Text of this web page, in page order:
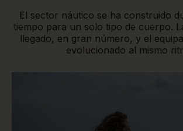
Short
El sector náutico se ha construido
tiempo para un solo tipo de cuerpo.
llegado, en gran número, y el
evolucionado al mismo